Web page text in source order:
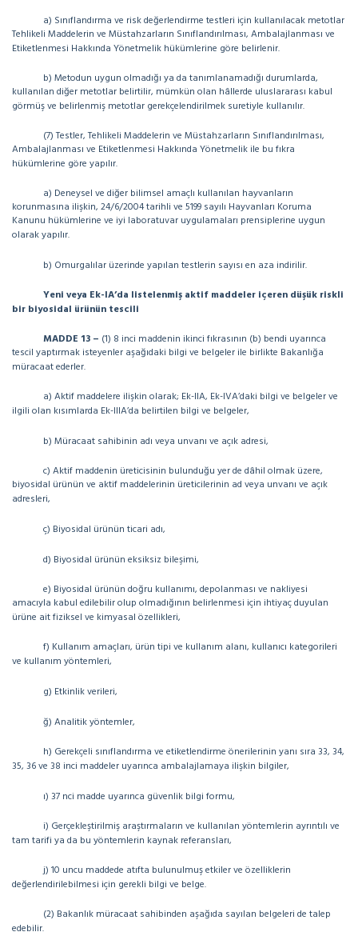
a) Sınıflandırma ve risk değerlendirme testleri için kullanılacak metotlar
Tehlikeli Maddelerin ve Müstahzarların Sınıflandırılması, Ambalajlanması ve
Etiketlenmesi Hakkında Yönetmelik hükümlerine göre belirlenir.
b) Metodun uygun olmadığı ya da tanımlanamadığı durumlarda,
kullanılan diğer metotlar belirtilir, mümkün olan hâllerde uluslararası kabul
görmüş ve belirlenmiş metotlar gerekçelendirilmek suretiyle kullanılır.
(7) Testler, Tehlikeli Maddelerin ve Müstahzarların Sınıflandırılması,
Ambalajlanması ve Etiketlenmesi Hakkında Yönetmelik ile bu fıkra
hükümlerine göre yapılır.
a) Deneysel ve diğer bilimsel amaçlı kullanılan hayvanların
korunmasına ilişkin, 24/6/2004 tarihli ve 5199 sayılı Hayvanları Koruma
Kanunu hükümlerine ve iyi laboratuvar uygulamaları prensiplerine uygun
olarak yapılır.
b) Omurgalılar üzerinde yapılan testlerin sayısı en aza indirilir.
Yeni veya Ek-IA’da listelenmiş aktif maddeler içeren düşük riskli
bir biyosidal ürünün tescili
MADDE 13 – (1) 8 inci maddenin ikinci fıkrasının (b) bendi uyarınca
tescil yaptırmak isteyenler aşağıdaki bilgi ve belgeler ile birlikte Bakanlığa
müracaat ederler.
a) Aktif maddelere ilişkin olarak; Ek-IIA, Ek-IVA’daki bilgi ve belgeler ve
ilgili olan kısımlarda Ek-IIIA’da belirtilen bilgi ve belgeler,
b) Müracaat sahibinin adı veya unvanı ve açık adresi,
c) Aktif maddenin üreticisinin bulunduğu yer de dâhil olmak üzere,
biyosidal ürünün ve aktif maddelerinin üreticilerinin ad veya unvanı ve açık
adresleri,
ç) Biyosidal ürünün ticari adı,
d) Biyosidal ürünün eksiksiz bileşimi,
e) Biyosidal ürünün doğru kullanımı, depolanması ve nakliyesi
amacıyla kabul edilebilir olup olmadığının belirlenmesi için ihtiyaç duyulan
ürüne ait fiziksel ve kimyasal özellikleri,
f) Kullanım amaçları, ürün tipi ve kullanım alanı, kullanıcı kategorileri
ve kullanım yöntemleri,
g) Etkinlik verileri,
ğ) Analitik yöntemler,
h) Gerekçeli sınıflandırma ve etiketlendirme önerilerinin yanı sıra 33, 34,
35, 36 ve 38 inci maddeler uyarınca ambalajlamaya ilişkin bilgiler,
ı) 37 nci madde uyarınca güvenlik bilgi formu,
i) Gerçekleştirilmiş araştırmaların ve kullanılan yöntemlerin ayrıntılı ve
tam tarifi ya da bu yöntemlerin kaynak referansları,
j) 10 uncu maddede atıfta bulunulmuş etkiler ve özelliklerin
değerlendirilebilmesi için gerekli bilgi ve belge.
(2) Bakanlık müracaat sahibinden aşağıda sayılan belgeleri de talep
edebilir.